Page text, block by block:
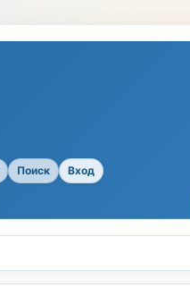
Поиск Вход